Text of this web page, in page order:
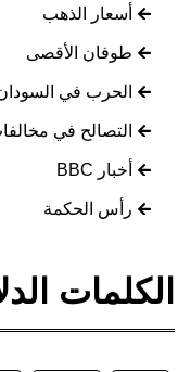
أسعار الذهب
طوفان الأقصى
الحرب في
التصالح في
أخبار BBC
رأس الحكمة
الكلمات